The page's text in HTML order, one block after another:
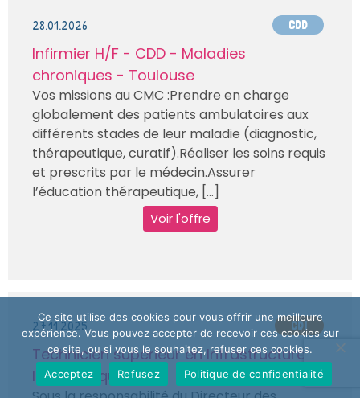
28.01.2026 CDD
Infirmier H/F - CDD - Maladies
chroniques - Toulouse
Vos missions au CMC :Prendre en charge
globalement des patients ambulatoires aux
différents stades de leur maladie (diagnostic,
thérapeutique, curatif).Réaliser les soins requis
et prescrits par le médecin.Assurer
l’éducation thérapeutique, [...]
Voir l'offre
27.11.2025 CDI
Technicien supérieur en Infrastructure
Informatique H/F
Ce site utilise des cookies pour vous offrir une meilleure
expérience. Vous pouvez accepter de recevoir ces cookies sur
ce site, ou si vous le souhaitez, refuser ces cookies.
Acceptez
Refusez Politique de confidentialité